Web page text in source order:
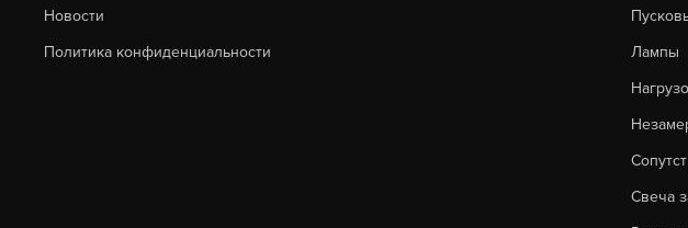
Новости
Политика конфиденциальности
Лампы
Свеча